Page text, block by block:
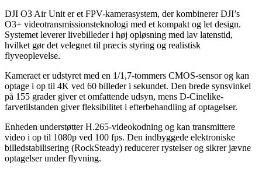
DJI O3 Air Unit er et FPV-kamerasystem, der kombinerer DJI’s
O3+ videotransmissionsteknologi med et kompakt og let design.
Systemet leverer livebilleder i høj opløsning med lav latenstid,
hvilket gør det velegnet til præcis styring og realistisk
flyveoplevelse.
Kameraet er udstyret med en 1/1,7-tommers CMOS-sensor og kan
optage i op til 4K ved 60 billeder i sekundet. Den brede synsvinkel
på 155 grader giver et omfattende udsyn, mens D-Cinelike-
farvetilstanden giver fleksibilitet i efterbehandling af optagelser.
Enheden understøtter H.265-videokodning og kan transmittere
video i op til 1080p ved 100 fps. Den indbyggede elektroniske
billedstabilisering (RockSteady) reducerer rystelser og sikrer jævne
optagelser under flyvning.